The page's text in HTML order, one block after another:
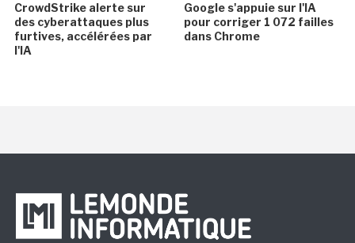
CrowdStrike alerte sur
des cyberattaques plus
furtives, accélérées par
l'IA
Google s'appuie sur l'IA
pour corriger 1 072 failles
dans Chrome